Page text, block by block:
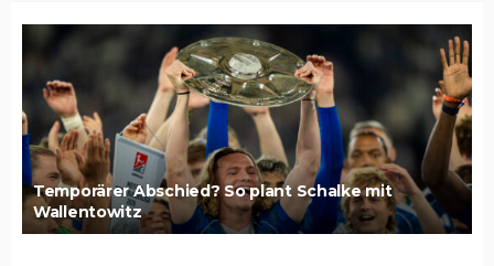
Temporärer Abschied? So plant Schalke mit
Wallentowitz